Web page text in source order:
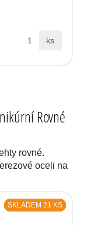
ks
Rovné
rovné.
oceli na
SKLADEM 21 KS